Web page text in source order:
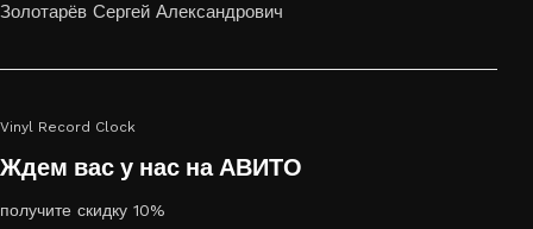
Золотарёв Сергей Александрович
Vinyl Record Clock
Ждем вас у нас на АВИТО
получите скидку 10%